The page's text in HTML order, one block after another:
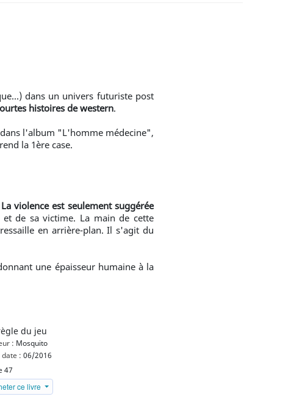
dans un univers futuriste post
histoires de western.
l'album "L'homme médecine",
la 1ère case.
La violence est seulement suggérée
de sa victime. La main de cette
en arrière-plan. Il s'agit du
une épaisseur humaine à la
du jeu
: Mosquito
date : 06/2016
47
ce livre